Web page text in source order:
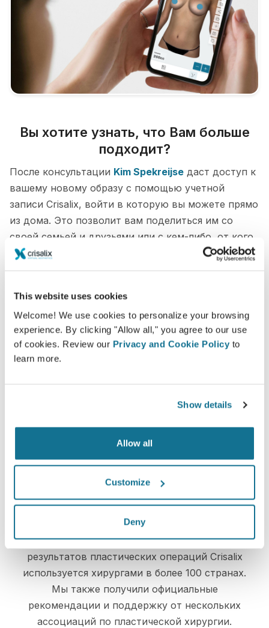
This website uses cookies
Welcome! We use cookies to personalize your browsing
experience. By clicking "Allow all," you agree to our use
of cookies. Review our Privacy and Cookie Policy to
learn more.
Show details
Allow all
Customize
Deny
Вы хотите узнать, что Вам больше
подходит?
После консультации Kim Spekreijse даст доступ к
вашему новому образу с помощью учетной
записи Crisalix, войти в которую вы можете прямо
из дома. Это позволит вам поделиться им со
своей семьей и друзьями или с кем-либо, от кого
вы хотите узнать мнение.
конфиденциальности. Наши серверы
полностью зашифрованы, ваша информация
надежно защищена
High-Tech
Первое онлайн 3D-моделирование
результатов пластических операций Crisalix
используется хирургами в более 100 странах.
Мы также получили официальные
рекомендации и поддержку от нескольких
ассоциаций по пластической хирургии.